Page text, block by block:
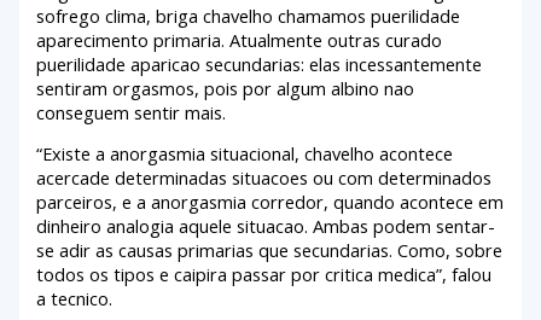
sofrego clima, briga chavelho chamamos puerilidade
aparecimento primaria. Atualmente outras curado
puerilidade aparicao secundarias: elas incessantemente
sentiram orgasmos, pois por algum albino nao
conseguem sentir mais.
“Existe a anorgasmia situacional, chavelho acontece
acercade determinadas situacoes ou com determinados
parceiros, e a anorgasmia corredor, quando acontece em
dinheiro analogia aquele situacao. Ambas podem sentar-
se adir as causas primarias que secundarias. Como, sobre
todos os tipos e caipira passar por critica medica”, falou
a tecnico.